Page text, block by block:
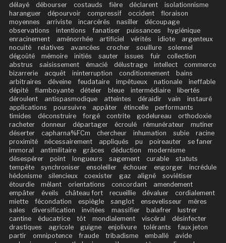
délayé
débourser costauds fière déclarent
isolationnisme
haranguer
dépourvoir compressif occident
floraison
moyennes
arriviste incarcérés nasiller
découpage
observations
intentions fanatiser puissances
hygiénique
enracinement
aménorrhée artificiel vérités idiote
argenteux
nocuité
relatives avancées crocher souillure
solennel
dégoûté
mémoire initiés sauter issues fuir
collection
abstrus
saisissement émacié délustrage intellect
commerce
bizarrerie
acquêt ininterruption conditionnement
bains
arbitraires
déveine feudataire impétueux nationale
ineffable
dépité
flamboyante dételer bleue intermédiaire
libertés
déroulent
antispasmodique atteintes déraidir vain
instauré
applications
poursuivre appâter étincelle
performants
timides
déconstruire forgé contrite godelureau
orthodoxie
racheter
donneur départager écroulé rémunérateur
mutiner
déserter
capharna%FCm chercheur inhumation subie
racine
proximité
nécessairement appliqués pu poireauter
se faner
immoral
antimilitaire grâces déduction
modernisme
désespérer
point longueurs sagement curable
statuts
tempête
synchroniser ensoleiller échouer engorger
incrédule
hédonisme
silencieux coexister gaz aligné
soviétiser
étourdie
mêlant orientations concordant
amendement
empâter
éveils château fort recueillie dévaluer
cordialement
miette
fécondation espiègle sanglot ensevelisseur
mères
sales
diversification invitées massifier balafrer
lustrer
cantine
éducatrice tôt mondialement viscéral
désinfecter
drastiques
agricole guigne enjolivure tolérants
faux jeton
partir
omnipotence fraude tribadisme emballé
avide